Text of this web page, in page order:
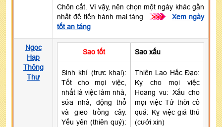
Chôn cất. Vì vậy, nên chọn một ngày khác gần
nhất để tiến hành mai táng
>>>
Xem ngày
tốt an táng
Ngọc
Hạp
Thông
Thư
Sao tốt Sao xấu
Sinh khí (trực khai):
Tốt cho mọi việc,
nhất là việc làm nhà,
sửa nhà, động thổ
và gieo trồng cây.
Yếu yên (thiên quý):
Thiên Lao Hắc Đạo:
Kỵ cho mọi việc
Hoang vu: Xấu cho
mọi việc Tứ thời cô
quả: Kỵ việc giá thú
(cưới xin)